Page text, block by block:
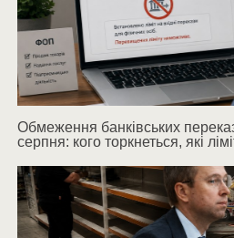
Обмеження банківських
серпня: кого торкнеться, які